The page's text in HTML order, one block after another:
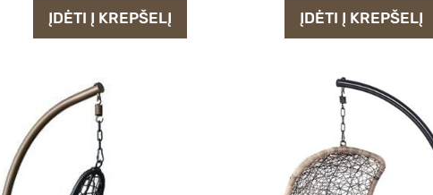
ĮDĖTI Į KREPŠELĮ ĮDĖTI Į KREPŠELĮ